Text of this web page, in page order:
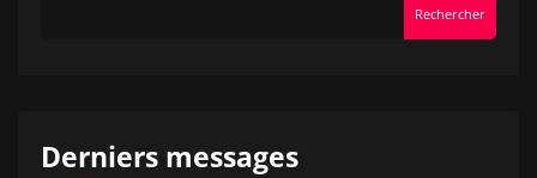
Rechercher
Derniers messages